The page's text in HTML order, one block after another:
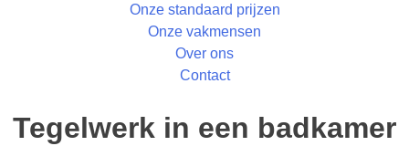
Onze standaard prijzen
Onze vakmensen
Over ons
Contact
Tegelwerk in een badkamer